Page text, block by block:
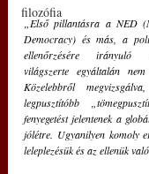
filozófia
„Első pillantásra a NED
Democracy) és más, a
ellenőrzésére irányuló
világszerte egyáltalán nem
Közelebbről
legpusztítóbb
fenyegetést jelentenek a
jólétre. Ugyanilyen komoly
leleplezésük és az ellenük